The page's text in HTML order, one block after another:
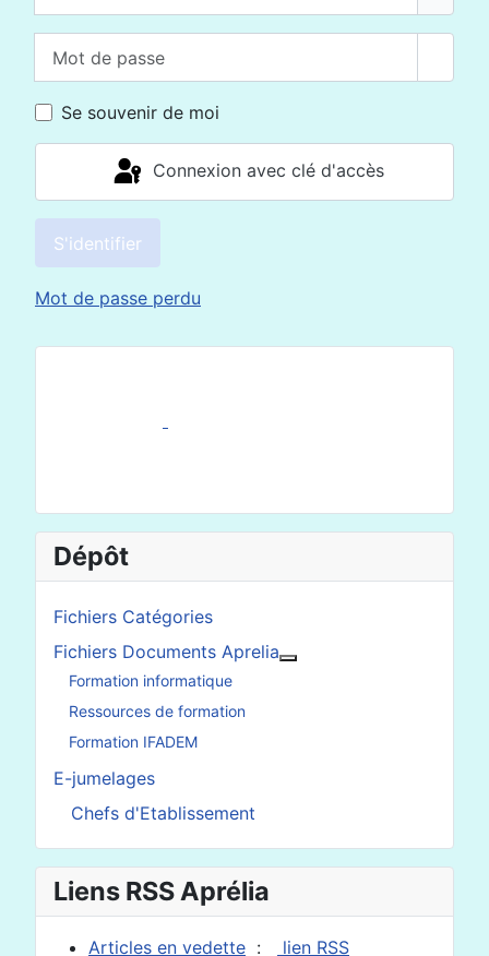
Se souvenir de moi
Connexion avec clé d'accès
S'identifier
Mot de passe perdu
Dépôt
Fichiers Catégories
Fichiers Documents Aprelia
Formation informatique
Ressources de formation
Formation IFADEM
E-jumelages
Chefs d'Etablissement
Liens RSS Aprélia
Articles en vedette :
lien RSS